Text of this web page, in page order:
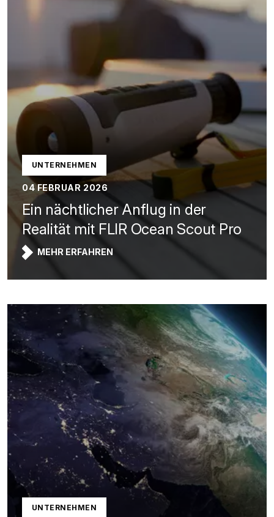
UNTERNEHMEN
04 FEBRUAR 2026
Ein nächtlicher Anflug in der
Realität mit FLIR Ocean Scout Pro
MEHR ERFAHREN
UNTERNEHMEN